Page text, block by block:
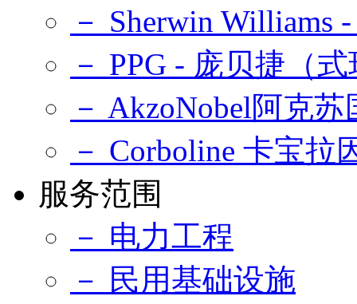
－ Sherwin Williams
－ PPG - 庞贝捷（
－ AkzoNobel阿克苏
－ Corboline 卡宝拉
服务范围
－ 电力工程
－ 民用基础设施